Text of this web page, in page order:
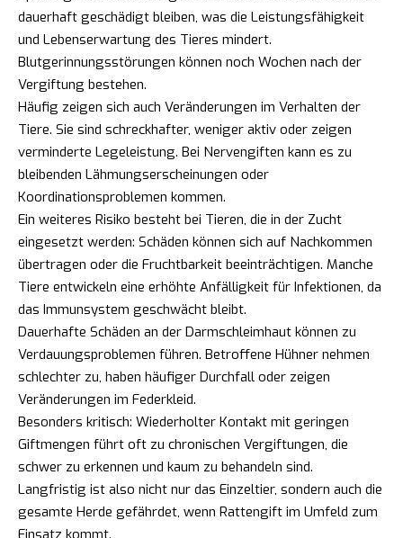
dauerhaft geschädigt bleiben, was die Leistungsfähigkeit
und Lebenserwartung des Tieres mindert.
Blutgerinnungsstörungen können noch Wochen nach der
Vergiftung bestehen.
Häufig zeigen sich auch Veränderungen im Verhalten der
Tiere. Sie sind schreckhafter, weniger aktiv oder zeigen
verminderte Legeleistung. Bei Nervengiften kann es zu
bleibenden Lähmungserscheinungen oder
Koordinationsproblemen kommen.
Ein weiteres Risiko besteht bei Tieren, die in der Zucht
eingesetzt werden: Schäden können sich auf Nachkommen
übertragen oder die Fruchtbarkeit beeinträchtigen. Manche
Tiere entwickeln eine erhöhte Anfälligkeit für Infektionen, da
das Immunsystem geschwächt bleibt.
Dauerhafte Schäden an der Darmschleimhaut können zu
Verdauungsproblemen führen. Betroffene Hühner nehmen
schlechter zu, haben häufiger Durchfall oder zeigen
Veränderungen im Federkleid.
Besonders kritisch: Wiederholter Kontakt mit geringen
Giftmengen führt oft zu chronischen Vergiftungen, die
schwer zu erkennen und kaum zu behandeln sind.
Langfristig ist also nicht nur das Einzeltier, sondern auch die
gesamte Herde gefährdet, wenn Rattengift im Umfeld zum
Einsatz kommt.